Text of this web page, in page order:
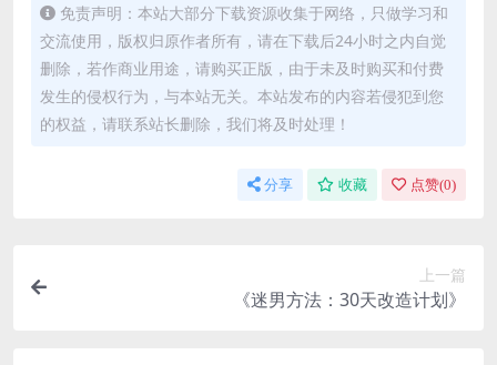
免责声明：本站大部分下载资源收集于网络，只做学习和
交流使用，版权归原作者所有，请在下载后24小时之内自觉
删除，若作商业用途，请购买正版，由于未及时购买和付费
发生的侵权行为，与本站无关。本站发布的内容若侵犯到您
的权益，请联系站长删除，我们将及时处理！
分享 收藏 点赞(0)
上一篇
《迷男方法：30天改造计划》